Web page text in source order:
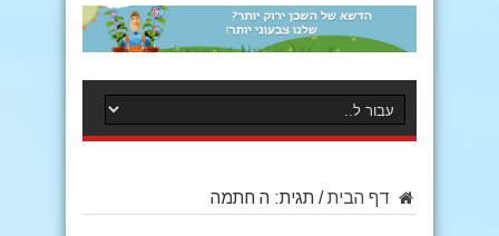
דף הבית / תגית: ה חתמה